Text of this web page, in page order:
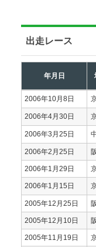
出走レース
年月日
2006年10月8日
2006年4月30日
2006年3月25日
2006年2月25日
2006年1月29日
2006年1月15日
2005年12月25日
2005年12月10日
2005年11月19日